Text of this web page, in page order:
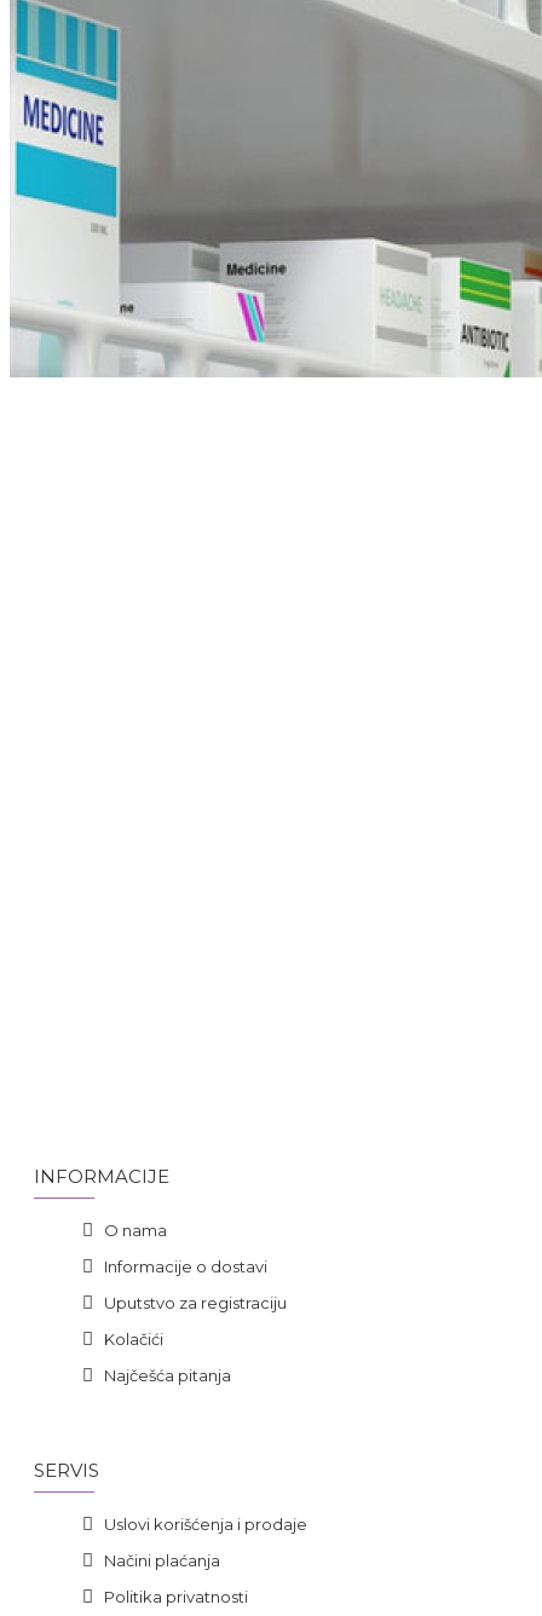
INFORMACIJE
O nama
Informacije o dostavi
Uputstvo za registraciju
Kolačići
Najčešća pitanja
SERVIS
Uslovi korišćenja i prodaje
Načini plaćanja
Politika privatnosti